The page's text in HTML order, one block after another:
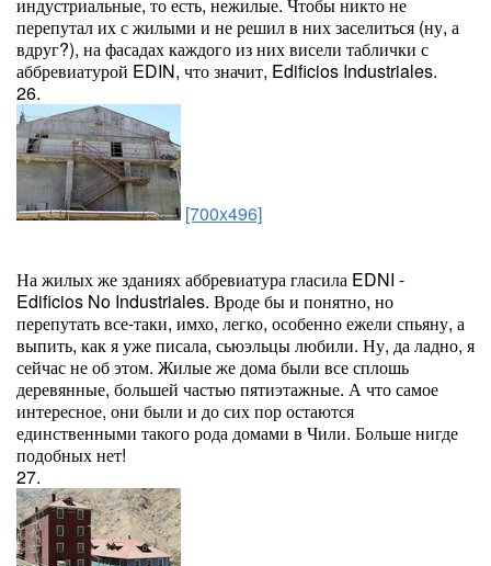
перепутал их с жилыми и не решил в них заселиться (ну, а
вдруг?), на фасадах каждого из них висели таблички с
аббревиатурой EDIN, что значит, Edificios Industriales.
26.
[700x496]
На жилых же зданиях аббревиатура гласила EDNI -
Edificios No Industriales. Вроде бы и понятно, но
перепутать все-таки, имхо, легко, особенно ежели спьяну, а
выпить, как я уже писала, сьюэльцы любили. Ну, да ладно, я
сейчас не об этом. Жилые же дома были все сплошь
деревянные, большей частью пятиэтажные. А что самое
интересное, они были и до сих пор остаются
единственными такого рода домами в Чили. Больше нигде
подобных нет!
27.